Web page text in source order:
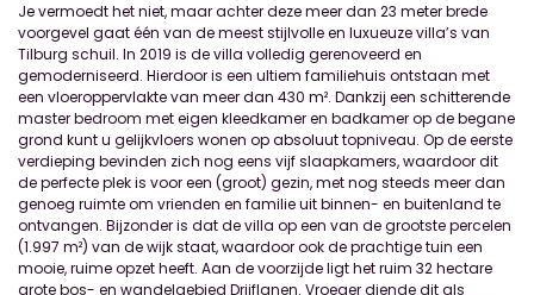
Je vermoedt het niet, maar achter deze meer dan 23 meter brede
voorgevel gaat één van de meest stijlvolle en luxueuze villa’s van
Tilburg schuil. In 2019 is de villa volledig gerenoveerd en
gemoderniseerd. Hierdoor is een ultiem familiehuis ontstaan met
een vloeroppervlakte van meer dan 430 m². Dankzij een schitterende
master bedroom met eigen kleedkamer en badkamer op de begane
grond kunt u gelijkvloers wonen op absoluut topniveau. Op de eerste
verdieping bevinden zich nog eens vijf slaapkamers, waardoor dit
de perfecte plek is voor een (groot) gezin, met nog steeds meer dan
genoeg ruimte om vrienden en familie uit binnen- en buitenland te
ontvangen. Bijzonder is dat de villa op een van de grootste percelen
(1.997 m²) van de wijk staat, waardoor ook de prachtige tuin een
mooie, ruime opzet heeft. Aan de voorzijde ligt het ruim 32 hectare
grote bos- en wandelgebied Drijflanen. Vroeger diende dit als